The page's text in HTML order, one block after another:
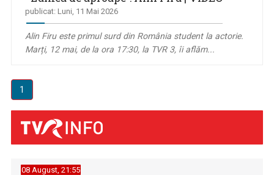
publicat: Luni, 11 Mai 2026
Alin Firu este primul surd din România student la actorie.
Marți, 12 mai, de la ora 17:30, la TVR 3, îi aflăm...
1
08 August, 21:55